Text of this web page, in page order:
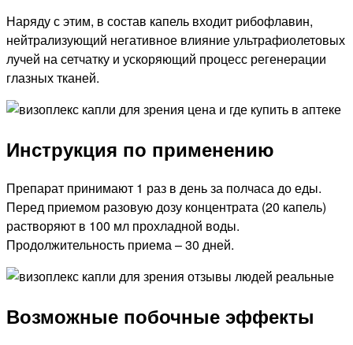
Наряду с этим, в состав капель входит рибофлавин,
нейтрализующий негативное влияние ультрафиолетовых
лучей на сетчатку и ускоряющий процесс регенерации
глазных тканей.
Инструкция по применению
Препарат принимают 1 раз в день за полчаса до еды.
Перед приемом разовую дозу концентрата (20 капель)
растворяют в 100 мл прохладной воды.
Продолжительность приема – 30 дней.
Возможные побочные эффекты